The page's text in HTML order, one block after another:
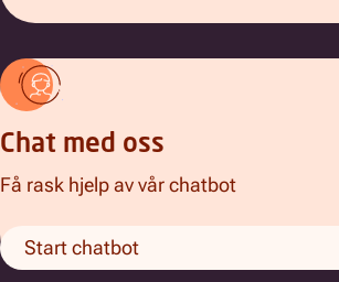
Chat med oss
Få rask hjelp av vår chatbot
Start chatbot